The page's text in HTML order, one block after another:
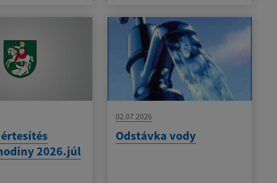
2026.júl
02.07.2026
Odstávka vody